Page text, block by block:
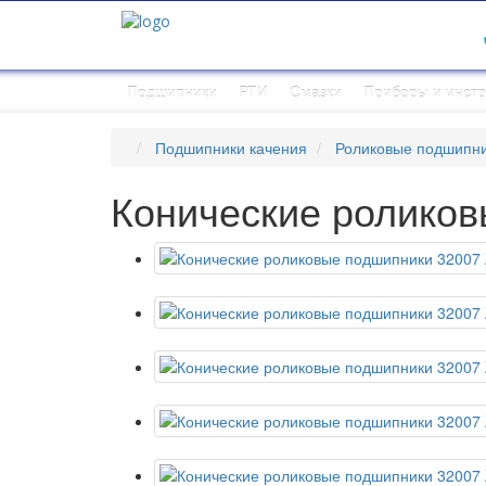
Подшипники РТИ Смазки Приборы и
Подшипники качения Роликовые
Конические